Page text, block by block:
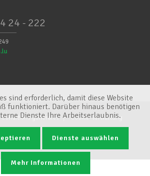
24 - 222
Conditions générales Cookie-Verwaltung
sind erforderlich, damit diese Website
funktioniert. Darüber hinaus benötigen
Dienste Ihre Arbeitserlaubnis.
Dienste auswählen
Mehr Informationen